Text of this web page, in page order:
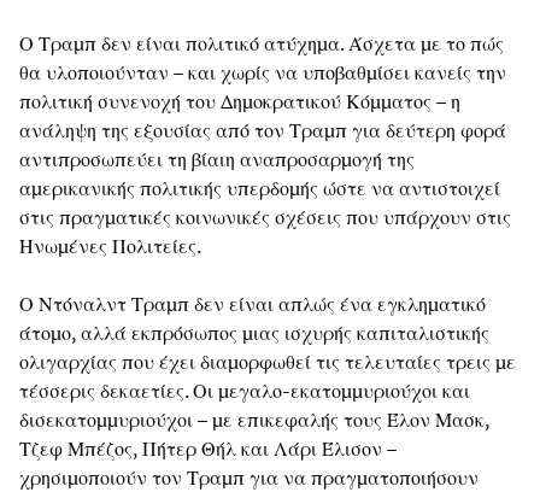
Ο Τραμπ δεν είναι πολιτικό ατύχημα. Άσχετα με το πώς
θα υλοποιούνταν – και χωρίς να υποβαθμίσει κανείς την
πολιτική συνενοχή του Δημοκρατικού Κόμματος – η
ανάληψη της εξουσίας από τον Τραμπ για δεύτερη φορά
αντιπροσωπεύει τη βίαιη αναπροσαρμογή της
αμερικανικής πολιτικής υπερδομής ώστε να αντιστοιχεί
στις πραγματικές κοινωνικές σχέσεις που υπάρχουν στις
Ηνωμένες Πολιτείες.
Ο Ντόναλντ Τραμπ δεν είναι απλώς ένα εγκληματικό
άτομο, αλλά εκπρόσωπος μιας ισχυρής καπιταλιστικής
ολιγαρχίας που έχει διαμορφωθεί τις τελευταίες τρεις με
τέσσερις δεκαετίες. Οι μεγαλο-εκατομμυριούχοι και
δισεκατομμυριούχοι – με επικεφαλής τους Έλον Μασκ,
Τζεφ Μπέζος, Πήτερ Θήλ και Λάρι Έλισον –
χρησιμοποιούν τον Τραμπ για να πραγματοποιήσουν